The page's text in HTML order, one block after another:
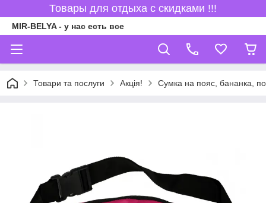
Товары для отдыха с скидками !!!
MIR-BELYA - у нас есть все
Товари та послуги Акція! Сумка на пояс, бананка,